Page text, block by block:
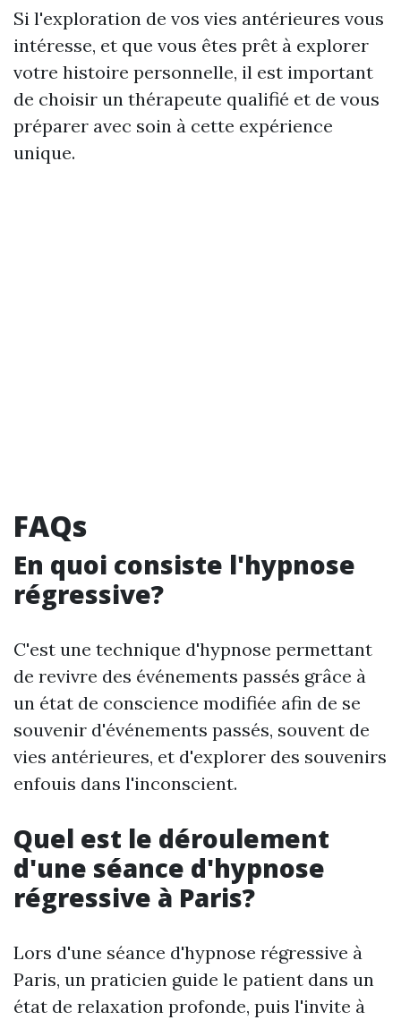
Si l'exploration de vos vies antérieures vous
intéresse, et que vous êtes prêt à explorer
votre histoire personnelle, il est important
de choisir un thérapeute qualifié et de vous
préparer avec soin à cette expérience
unique.
FAQs
En quoi consiste l'hypnose
régressive?
C'est une technique d'hypnose permettant
de revivre des événements passés grâce à
un état de conscience modifiée afin de se
souvenir d'événements passés, souvent de
vies antérieures, et d'explorer des souvenirs
enfouis dans l'inconscient.
Quel est le déroulement
d'une séance d'hypnose
régressive à Paris?
Lors d'une séance d'hypnose régressive à
Paris, un praticien guide le patient dans un
état de relaxation profonde, puis l'invite à